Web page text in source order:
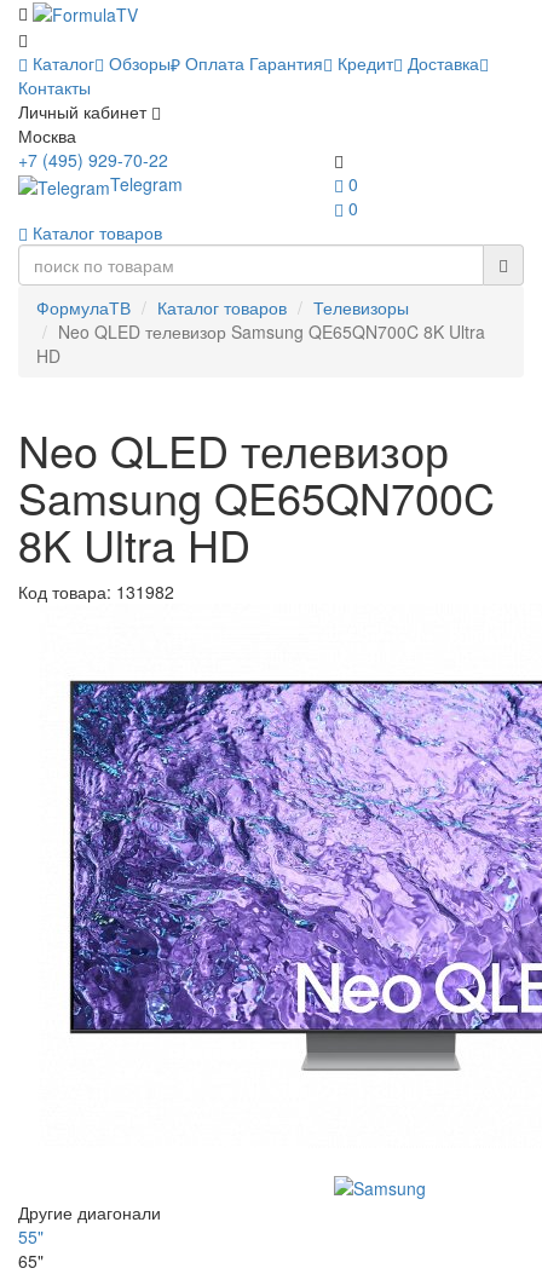
Каталог Обзоры Оплата Гарантия Кредит Доставка
Контакты
Личный кабинет
Москва
0
0
+7 (495) 929-70-22
Telegram
Каталог товаров
ФормулаТВ Каталог товаров
Телевизоры
Neo QLED телевизор Samsung QE65QN700C 8K Ultra
HD
Neo QLED телевизор
Samsung QE65QN700C
8K Ultra HD
Код товара: 131982
Другие диагонали
55"
65"